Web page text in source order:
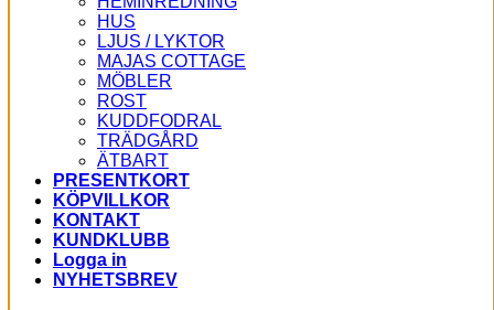
HUS
LJUS / LYKTOR
MAJAS COTTAGE
MÖBLER
ROST
KUDDFODRAL
TRÄDGÅRD
ÄTBART
PRESENTKORT
KÖPVILLKOR
KONTAKT
KUNDKLUBB
Logga in
NYHETSBREV